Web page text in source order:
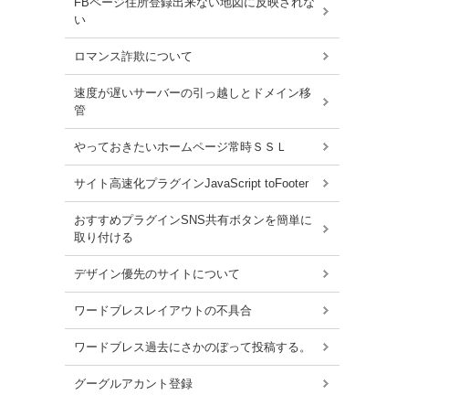
い
ロマンス詐欺について
速度が遅いサーバーの引っ越しとドメイン移
管
やっておきたいホームページ常時ＳＳＬ
サイト高速化プラグインJavaScript toFooter
おすすめプラグインSNS共有ボタンを簡単に
取り付ける
デザイン優先のサイトについて
ワードブレスレイアウトの不具合
ワードブレス過去にさかのぼって投稿する。
グーグルアカント登録